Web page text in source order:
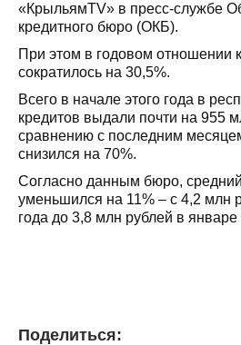
«КрыльямTV» в пресс-службе
кредитного бюро (ОКБ).
При этом в годовом отношении
сократилось на 30,5%.
Всего в начале этого года в
кредитов выдали почти на 955
сравнению с последним
снизился на 70%.
Согласно данным бюро,
уменьшился на 11% – с 4,2 млн
года до 3,8 млн рублей в январе
Поделиться: